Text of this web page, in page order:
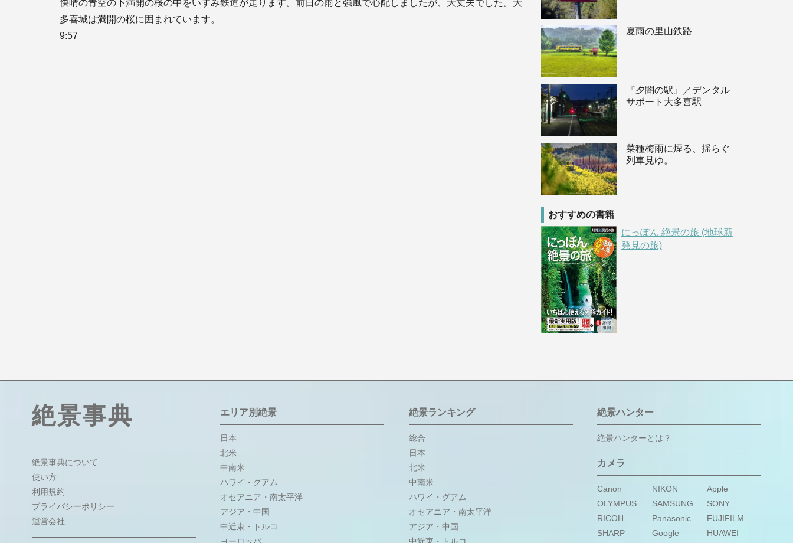
快晴の青空の下満開の桜の中をいすみ鉄道が走ります。前日の雨と強風で心配しましたが、大丈夫でした。大
多喜城は満開の桜に囲まれています。
9:57
夏雨の里山鉄路
『夕闇の駅』／デンタル
サポート大多喜駅
菜種梅雨に煙る、揺らぐ
列車見ゆ。
おすすめの書籍
にっぽん 絶景の旅 (地球新
発見の旅)
絶景事典
絶景事典について
使い方
利用規約
プライバシーポリシー
運営会社
エリア別絶景
日本
北米
中南米
ハワイ・グアム
オセアニア・南太平洋
アジア・中国
中近東・トルコ
絶景ランキング
総合
日本
北米
中南米
ハワイ・グアム
オセアニア・南太平洋
アジア・中国
絶景ハンター
絶景ハンターとは？
カメラ
Canon NIKON
Apple
OLYMPUS
SAMSUNG
SONY
RICOH
Panasonic
FUJIFILM
SHARP
Google HUAWEI